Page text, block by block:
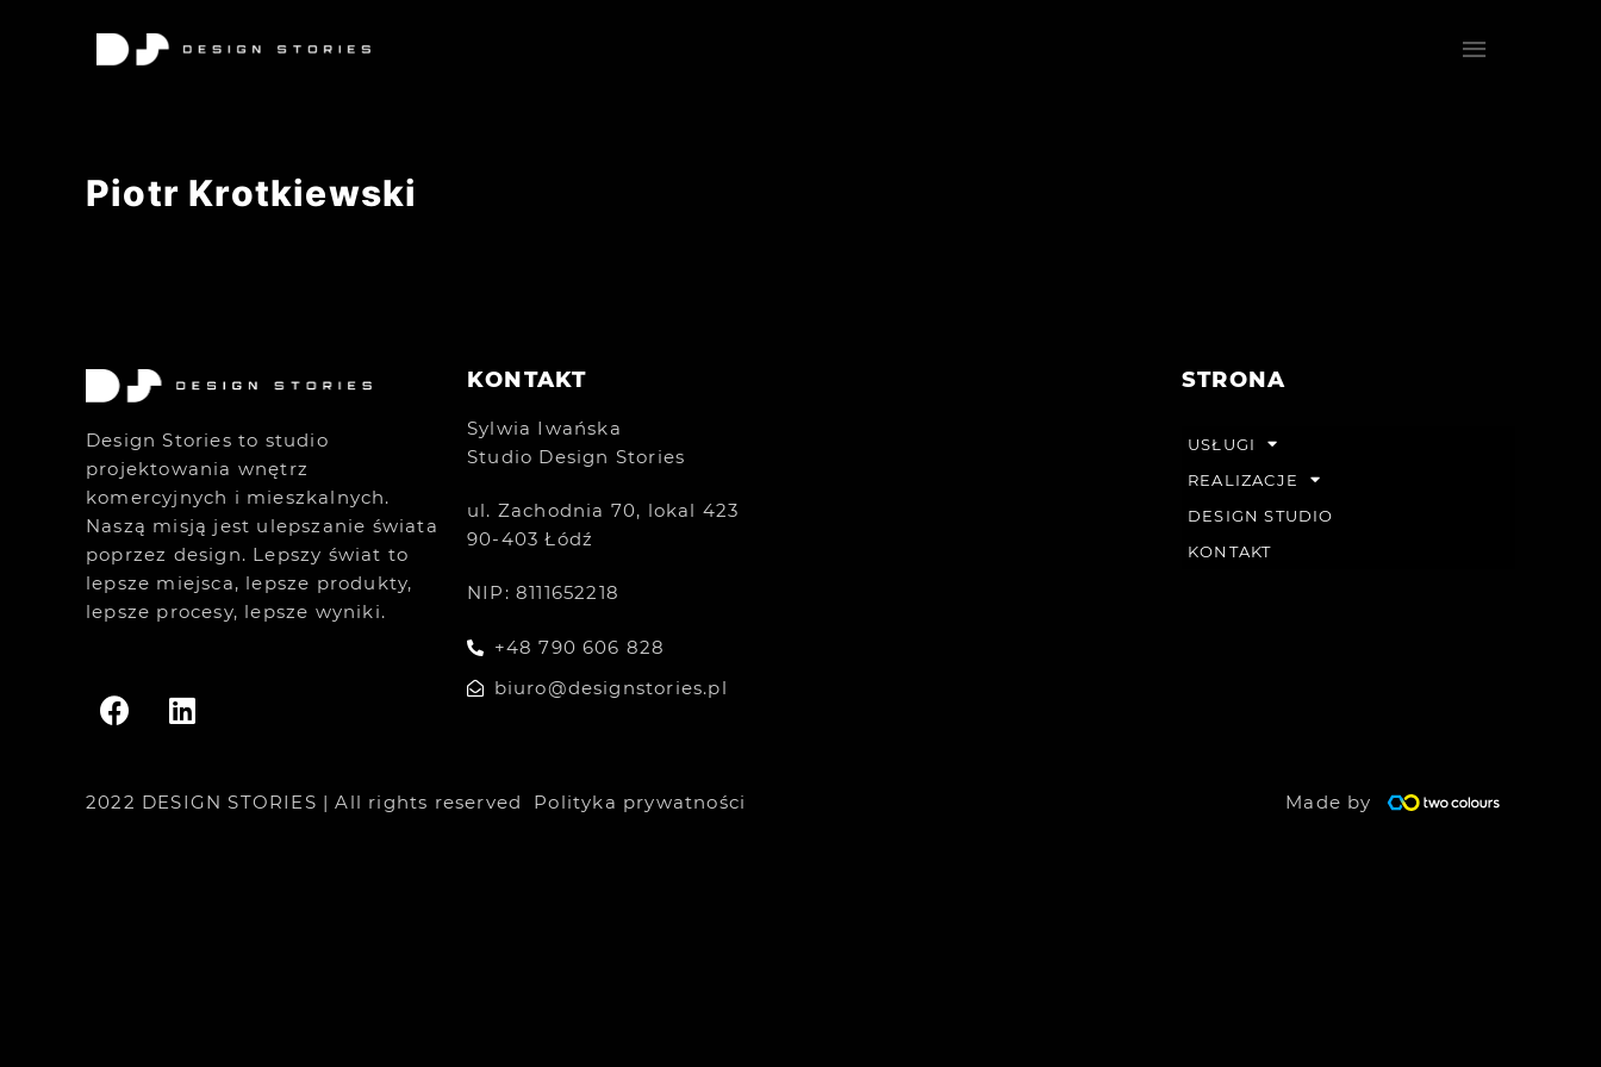
Piotr Krotkiewski
Design Stories to studio
projektowania wnętrz
komercyjnych i mieszkalnych.
Naszą misją jest ulepszanie świata
poprzez design. Lepszy świat to
lepsze miejsca, lepsze produkty,
lepsze procesy, lepsze wyniki.
KONTAKT
Sylwia Iwańska
Studio Design Stories
ul. Zachodnia 70, lokal 423
90-403 Łódź
NIP: 8111652218
+48 790 606 828
biuro@designstories.pl
STRONA
USŁUGI
REALIZACJE
DESIGN STUDIO
KONTAKT
2022 DESIGN STORIES | All rights reserved Polityka prywatności Made by